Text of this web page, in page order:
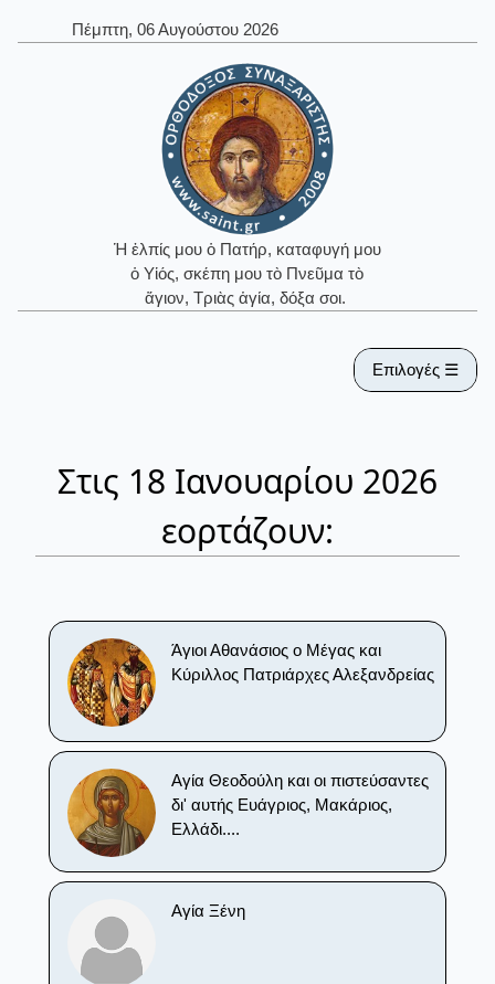
Πέμπτη, 06 Αυγούστου 2026
Ἡ ἐλπίς μου ὁ Πατήρ, καταφυγή μου
ὁ Υἱός, σκέπη μου τὸ Πνεῦμα τὸ
ἅγιον, Τριὰς ἁγία, δόξα σοι.
Επιλογές ☰
Στις 18 Ιανουαρίου 2026
εορτάζουν:
Άγιοι Αθανάσιος ο Μέγας και
Κύριλλος Πατριάρχες Αλεξανδρείας
Αγία Θεοδούλη και οι πιστεύσαντες
δι' αυτής Ευάγριος, Μακάριος,
Ελλάδι....
Αγία Ξένη